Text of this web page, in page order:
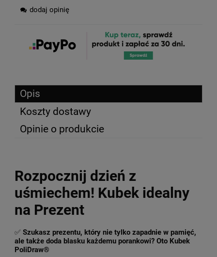
dodaj opinię
Opis
Koszty dostawy
Opinie o produkcie
Rozpocznij dzień z
uśmiechem! Kubek idealny
na Prezent
✅ Szukasz prezentu, który nie tylko zapadnie w pamięć,
ale także doda blasku każdemu porankowi? Oto Kubek
PoliDraw®